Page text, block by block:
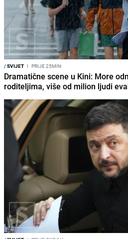
/SVIJET I PRIJE 25MIN
Dramatične scene u Kini: More
roditeljima, više od milion ljudi